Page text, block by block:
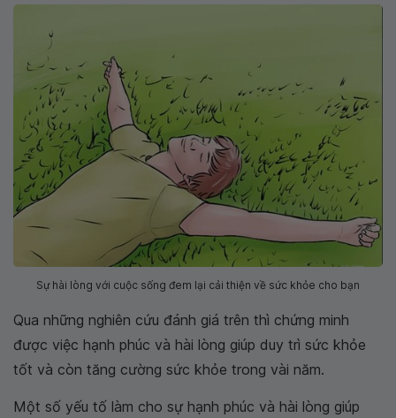
Sự hài lòng với cuộc sống đem lại cải thiện về sức khỏe cho bạn
Qua những nghiên cứu đánh giá trên thì chứng minh
được việc hạnh phúc và hài lòng giúp duy trì sức khỏe
tốt và còn tăng cường sức khỏe trong vài năm.
Một số yếu tố làm cho sự hạnh phúc và hài lòng giúp